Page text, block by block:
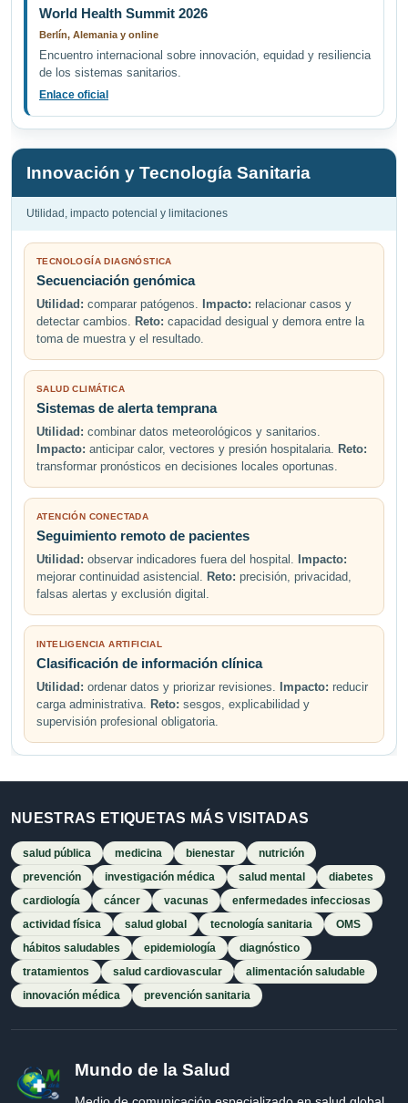
World Health Summit 2026
Berlín, Alemania y online
Encuentro internacional sobre innovación, equidad y resiliencia
de los sistemas sanitarios.
Enlace oficial
Innovación y Tecnología Sanitaria
Utilidad, impacto potencial y limitaciones
TECNOLOGÍA DIAGNÓSTICA
Secuenciación genómica
Utilidad: comparar patógenos. Impacto: relacionar casos y
detectar cambios. Reto: capacidad desigual y demora entre la
toma de muestra y el resultado.
SALUD CLIMÁTICA
Sistemas de alerta temprana
Utilidad: combinar datos meteorológicos y sanitarios.
Impacto: anticipar calor, vectores y presión hospitalaria. Reto:
transformar pronósticos en decisiones locales oportunas.
ATENCIÓN CONECTADA
Seguimiento remoto de pacientes
Utilidad: observar indicadores fuera del hospital.
Impacto:
mejorar continuidad asistencial. Reto: precisión, privacidad,
falsas alertas y exclusión digital.
INTELIGENCIA ARTIFICIAL
Clasificación de información clínica
Utilidad: ordenar datos y priorizar revisiones. Impacto: reducir
carga administrativa. Reto: sesgos, explicabilidad y
supervisión profesional obligatoria.
NUESTRAS ETIQUETAS MÁS VISITADAS
salud pública medicina bienestar
nutrición
prevención
investigación médica salud mental
diabetes
cardiología
cáncer vacunas
enfermedades infecciosas
actividad física
salud global tecnología sanitaria
OMS
hábitos saludables
epidemiología
diagnóstico
tratamientos
salud cardiovascular
alimentación saludable
innovación médica
prevención sanitaria
Mundo de la Salud